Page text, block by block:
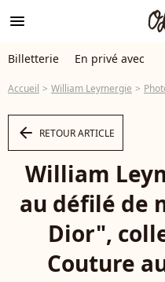
menu
Billetterie En privé avec
Accueil William Leymergie
arrow_left RETOUR ARTICLE
William
au défilé de
Dior",
Couture